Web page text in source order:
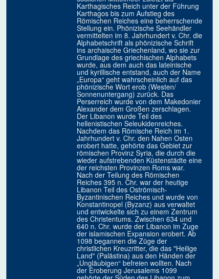
Karthagisches Reich unter der Führung
Karthagos bis zum Aufstieg des
Römischen Reiches eine beherrschende
Stellung ein. Phönizische Seehändler
vermittelten im 8. Jahrhundert v. Chr. die
Alphabetschrift als phönizische Schrift
ins archaische Griechenland, wo sie zur
Grundlage des griechischen Alphabets
wurde, aus dem auch das lateinische
und kyrillische entstand, auch der Name
„Europa“ geht wahrscheinlich auf das
phönizische Wort erob (Westen/
Sonnenuntergang) zurück. Das
Perserreich wurde von dem Makedonier
Alexander dem Großen zerschlagen.
Der Libanon wurde Teil des
hellenistischen Seleukidenreiches.
Nachdem das Römische Reich im 1.
Jahrhundert v. Chr. den Nahen Osten
erobert hatte, gehörte das Gebiet zur
römischen Provinz Syria, die durch die
wieder aufstrebenden Küstenstädte eine
der reichsten Provinzen Roms war.
Nach der Teilung des Römischen
Reiches 395 n. Chr. war der heutige
Libanon Teil des Oströmisch-
Byzantinischen Reiches und wurde von
Konstantinopel (Byzanz) aus verwaltet
und entwickelte sich zu einem Zentrum
des Christentums. Zwischen 634 und
640 n. Chr. wurde der Libanon im Zuge
der islamischen Expansion erobert. Ab
1098 begannen die Züge der
christlichen Kreuzritter, die das "Heilige
Land" (Palästina) aus den Händen der
„Ungläubigen“ befreien wollten. Nach
der Eroberung Jerusalems 1099